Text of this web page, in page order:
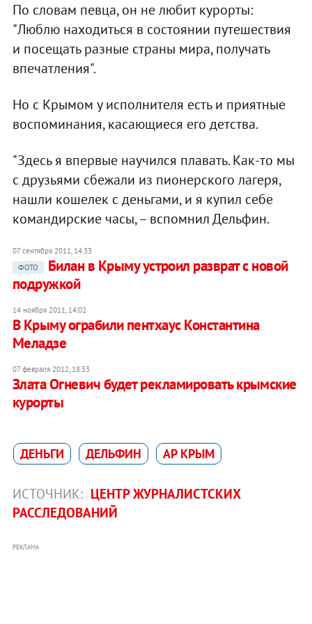
По словам певца, он не любит курорты:
"Люблю находиться в состоянии путешествия
и посещать разные страны мира, получать
впечатления".
Но с Крымом у исполнителя есть и приятные
воспоминания, касающиеся его детства.
"Здесь я впервые научился плавать. Как-то мы
с друзьями сбежали из пионерского лагеря,
нашли кошелек с деньгами, и я купил себе
командирские часы, – вспомнил Дельфин.
07 сентября 2011, 14:33
ФОТО
Билан в Крыму устроил разврат с новой
подружкой
14 ноября 2011, 14:02
В Крыму ограбили пентхаус Константина
Меладзе
07 февраля 2012, 18:33
Злата Огневич будет рекламировать крымские
курорты
ДЕНЬГИ ДЕЛЬФИН АР КРЫМ
ИСТОЧНИК: ЦЕНТР ЖУРНАЛИСТСКИХ
РАССЛЕДОВАНИЙ
РЕКЛАМА